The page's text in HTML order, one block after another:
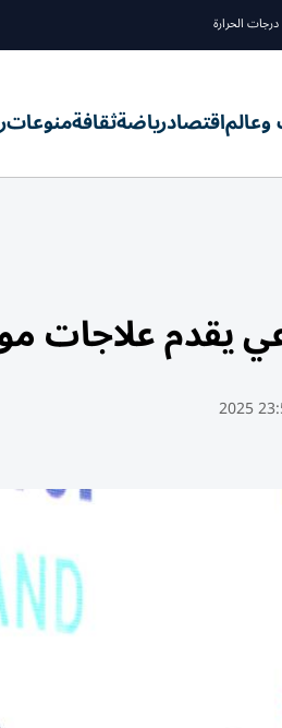
درجات الحرارة
اقتصادرياضةثقافةمنوعات
يقدم علاجات